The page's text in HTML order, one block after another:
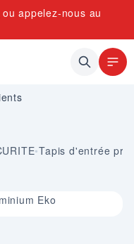
ou appelez-nous au
•Tapis d'entrée
Eko